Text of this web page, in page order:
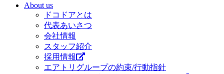
About us
ドコドアとは
代表あいさつ
会社情報
スタッフ紹介
採用情報
エアトリグループの約束/行動指針